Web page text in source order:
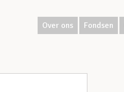
Over ons Fondsen